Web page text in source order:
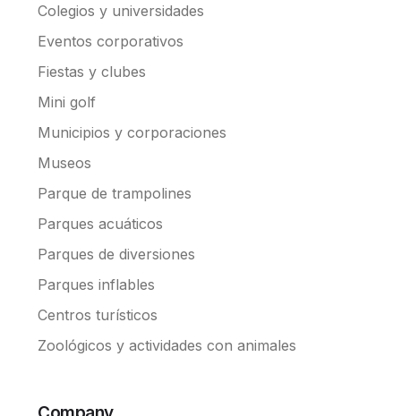
Colegios y universidades
Eventos corporativos
Fiestas y clubes
Mini golf
Municipios y corporaciones
Museos
Parque de trampolines
Parques acuáticos
Parques de diversiones
Parques inflables
Centros turísticos
Zoológicos y actividades con animales